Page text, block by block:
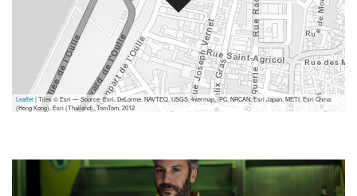
Leaflet| Tiles © Esri — Source: Esri, DeLorme, NAVTEQ, USGS, Intermap, iPC, NRCAN, Esri Japan, METI, Esri China
(Hong Kong), Esri (Thailand), TomTom, 2012